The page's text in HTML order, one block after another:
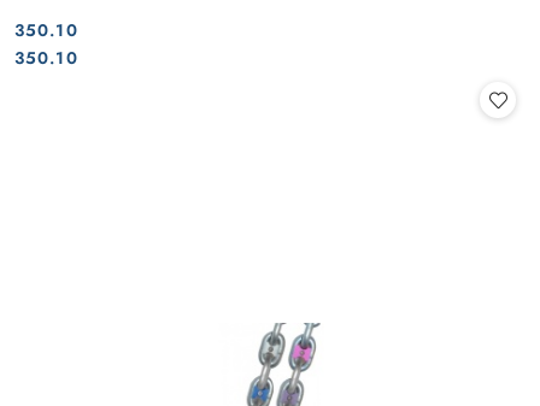
Cena:
350.10
Cena:
350.10